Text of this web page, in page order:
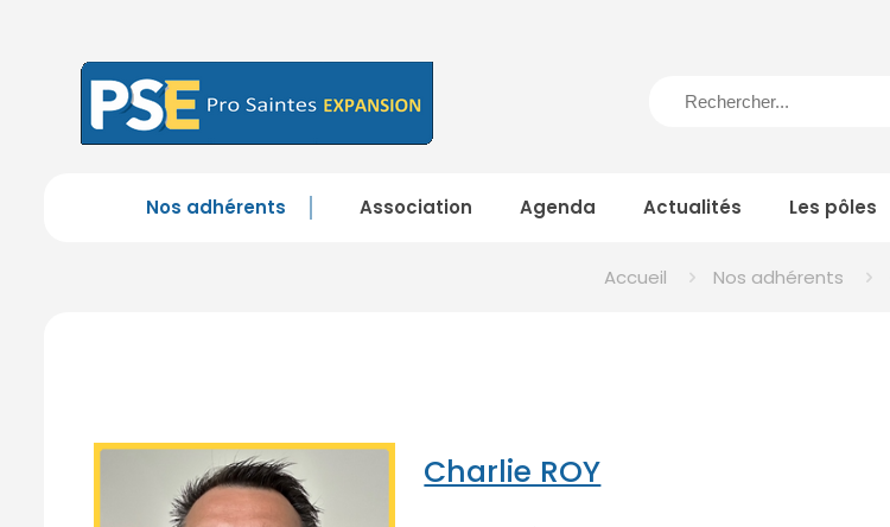
Nos adhérents Association Agenda Actualités Les pôles
Accueil Nos adhérents
Charlie ROY